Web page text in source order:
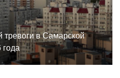
тревоги в Самарской
года